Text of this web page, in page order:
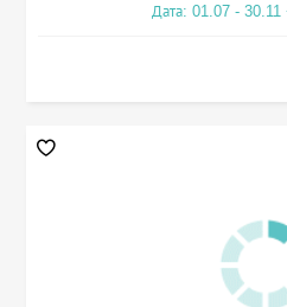
Дата: 01.07 -